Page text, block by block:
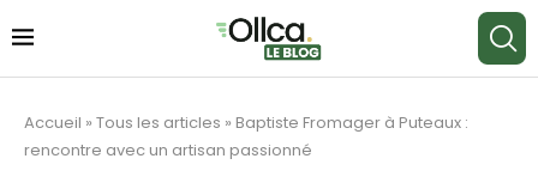
Accueil » Tous les articles » Baptiste Fromager à Puteaux :
rencontre avec un artisan passionné